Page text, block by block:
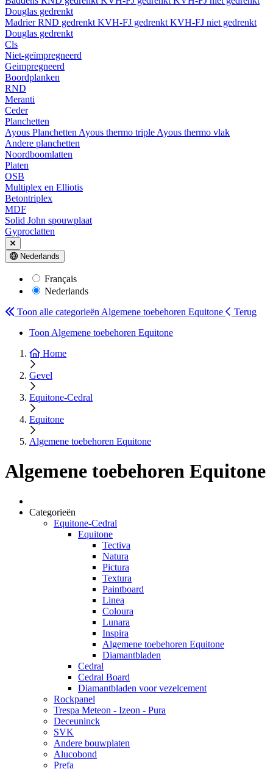
Douglas gedrenkt
MadrierRND gedrenkt KVH-FJ gedrenkt KVH-FJ niet gedrenkt
Douglas gedrenkt
Cls
Niet-geïmpregneerd
Geimpregneerd
Boordplanken
RND
Meranti
Ceder
Planchetten
Ayous Planchetten Ayous thermo triple Ayous thermo vlak
Andere planchetten
Noordboomlatten
Platen
OSB
Multiplex en Elliotis
Betontriplex
MDF
Solid John spouwplaat
Gyproclatten
Nederlands
Français
Nederlands
Toon alle categorieën Algemene toebehoren Equitone
Terug
Toon Algemene toebehoren Equitone
Home
Gevel
Equitone-Cedral
Equitone
Algemene toebehoren Equitone
Algemene toebehoren Equitone
Categorieën
Equitone-Cedral
Equitone
Tectiva
Natura
Pictura
Textura
Paintboard
Linea
Coloura
Lunara
Inspira
Algemene toebehoren Equitone
Diamantbladen
Cedral
Cedral Board
Diamantbladen voor vezelcement
Rockpanel
Trespa Meteon - Izeon - Pura
Deceuninck
SVK
Andere bouwplaten
Alucobond
Prefa